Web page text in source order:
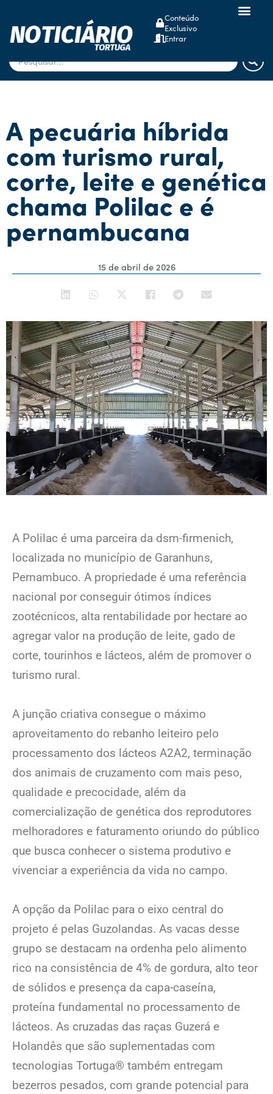
Conteúdo
Exclusivo
Entrar
A pecuária híbrida
com turismo rural,
corte, leite e genética
chama Polilac e é
pernambucana
15 de abril de 2026
A Polilac é uma parceira da dsm-firmenich,
localizada no município de Garanhuns,
Pernambuco. A propriedade é uma referência
nacional por conseguir ótimos índices
zootécnicos, alta rentabilidade por hectare ao
agregar valor na produção de leite, gado de
corte, tourinhos e lácteos, além de promover o
turismo rural.
A junção criativa consegue o máximo
aproveitamento do rebanho leiteiro pelo
processamento dos lácteos A2A2, terminação
dos animais de cruzamento com mais peso,
qualidade e precocidade, além da
comercialização de genética dos reprodutores
melhoradores e faturamento oriundo do público
que busca conhecer o sistema produtivo e
vivenciar a experiência da vida no campo.
A opção da Polilac para o eixo central do
projeto é pelas Guzolandas. As vacas desse
grupo se destacam na ordenha pelo alimento
rico na consistência de 4% de gordura, alto teor
de sólidos e presença da capa-caseína,
proteína fundamental no processamento de
lácteos. As cruzadas das raças Guzerá e
Holandês que são suplementadas com
tecnologias Tortuga® também entregam
bezerros pesados, com grande potencial para